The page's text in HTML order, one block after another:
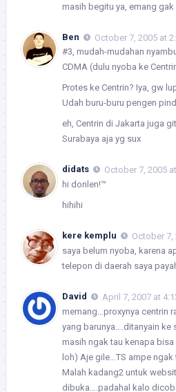
masih begitu ya, emang
Ben
October 7, 2005 at
#3, mudah-mudahan
CDMA (dulu nyoba ke
Protes ke Centrin? Iya, gw
Udah buru-buru pengen
eh, Centrin di Jakarta juga
Surabaya aja yg sux
didats
October 7, 2005
hi donlen!™
hihihi
kere kemplu
October 7,
saya belum nyoba, karena
telepon di daerah saya
David
April 7, 2007 at
memang…proxynya centrin
yang barunya….ditanyain ke
masih ngak tau kenapa
loh) Aje gile…TS ampe ngak
Malah kadang2 untuk
dibuka….padahal kalo